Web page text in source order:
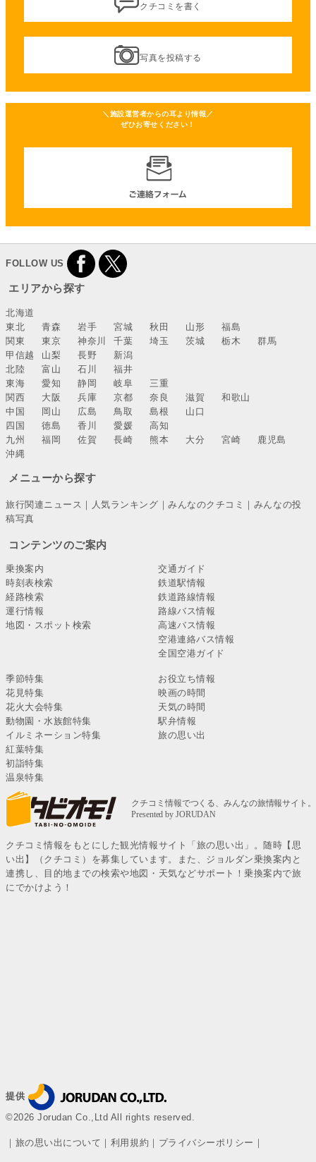
クチコミを書く
写真を投稿する
＼施設運営者からの耳より情報／
ぜひお寄せください！
FOLLOW US
エリアから探す
北海道
東北
青森 岩手 宮城 秋田 山形
福島
関東
東京 神奈川 千葉 埼玉 茨城 栃木
群馬
甲信越
山梨 長野
新潟
北陸
富山 石川
福井
東海
愛知 静岡 岐阜
三重
関西
大阪 兵庫 京都 奈良 滋賀
和歌山
中国
岡山 広島 鳥取 島根
山口
四国
徳島 香川 愛媛
高知
九州
福岡 佐賀 長崎 熊本 大分 宮崎
鹿児島
沖縄
メニューから探す
旅行関連ニュース ｜ 人気ランキング ｜みんなのクチコミ ｜ みんなの投
稿写真
コンテンツのご案内
乗換案内
時刻表検索
経路検索
運行情報
地図・スポット検索
交通ガイド
鉄道駅情報
鉄道路線情報
路線バス情報
高速バス情報
空港連絡バス情報
全国空港ガイド
季節特集
花見特集
花火大会特集
動物園・水族館特集
イルミネーション特集
紅葉特集
初詣特集
温泉特集
お役立ち情報
映画の時間
天気の時間
駅弁情報
旅の思い出
クチコミ情報をもとにした観光情報サイト「旅の思い出」。随時【思
い出】（クチコミ）を募集しています。また、ジョルダン乗換案内と
連携し、目的地までの検索や地図・天気などサポート！乗換案内で旅
にでかけよう！
提供
©2026 Jorudan Co.,Ltd All rights reserved.
｜ 旅の思い出について ｜ 利用規約 ｜ プライバシーポリシー ｜